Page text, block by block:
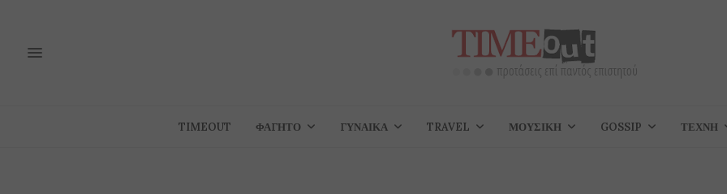
TIMEOUT ΦΑΓΗΤΌ ΓΥΝΑΊΚΑ TRAVEL ΜΟΥΣΙΚΉ GOSSIP ΤΈΧΝΗ